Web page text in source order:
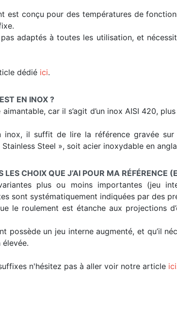
est conçu pour des températures de
adaptés à toutes les utilisation, et
dédié ici.
EN INOX ?
car il s’agit d’un inox AISI 420,
il suffit de lire la référence gravée
Steel », soit acier inoxydable en
LES CHOIX QUE J’AI POUR MA RÉFÉRENCE
plus ou moins importantes (jeu
sont systématiquement indiquées par des
le roulement est étanche aux projections
possède un jeu interne augmenté, et qu’il
n'hésitez pas à aller voir notre article ici